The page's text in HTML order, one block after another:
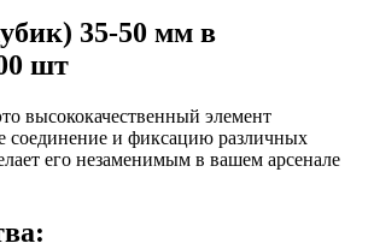
35-50 мм в
шт
высококачественный элемент
соединение и фиксацию различных
его незаменимым в вашем арсенале